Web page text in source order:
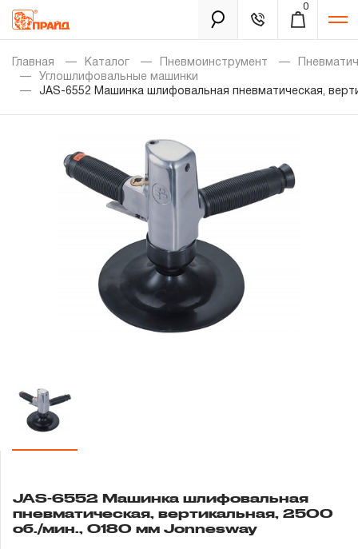
0
Каталог
Золотая лихорадка
Новинки
Распродажа
Уцененный товар
Гарантия и сервис
Доставка и оплата
Контакты
Забыли пароль?
Главная Каталог Пневмоинструмент
Углошлифовальные машинки
JAS-6552 Машинка шлифовальная пневматическая,
JAS-6552 Машинка шлифовальная
пневматическая, вертикальная, 2500
об./мин., O180 мм Jonnesway